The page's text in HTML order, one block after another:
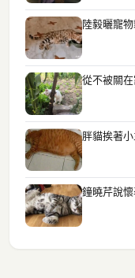
陸毅曬寵
從不被關
胖貓挨著
鐘曉芹說